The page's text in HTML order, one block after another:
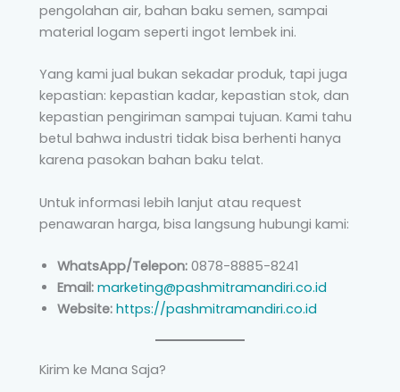
pengolahan air, bahan baku semen, sampai
material logam seperti ingot lembek ini.
Yang kami jual bukan sekadar produk, tapi juga
kepastian: kepastian kadar, kepastian stok, dan
kepastian pengiriman sampai tujuan. Kami tahu
betul bahwa industri tidak bisa berhenti hanya
karena pasokan bahan baku telat.
Untuk informasi lebih lanjut atau request
penawaran harga, bisa langsung hubungi kami:
WhatsApp/Telepon: 0878-8885-8241
Email: marketing@pashmitramandiri.co.id
Website: https://pashmitramandiri.co.id
Kirim ke Mana Saja?